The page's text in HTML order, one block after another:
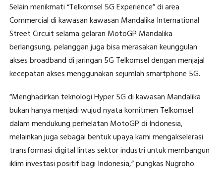
Selain menikmati “Telkomsel 5G Experience” di area
Commercial di kawasan kawasan Mandalika International
Street Circuit selama gelaran MotoGP Mandalika
berlangsung, pelanggan juga bisa merasakan keunggulan
akses broadband di jaringan 5G Telkomsel dengan menjajal
kecepatan akses menggunakan sejumlah smartphone 5G.
“Menghadirkan teknologi Hyper 5G di kawasan Mandalika
bukan hanya menjadi wujud nyata komitmen Telkomsel
dalam mendukung perhelatan MotoGP di Indonesia,
melainkan juga sebagai bentuk upaya kami mengakselerasi
transformasi digital lintas sektor industri untuk membangun
iklim investasi positif bagi Indonesia,” pungkas Nugroho.